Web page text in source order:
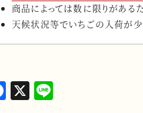
商品によっては数に限りがある
天候状況等でいちごの入荷が少
F X